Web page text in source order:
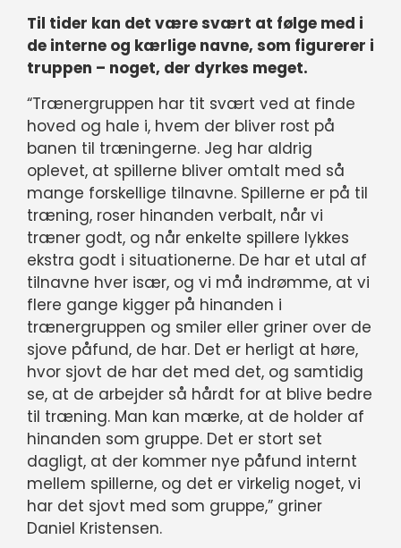
Til tider kan det være svært at følge med i
de interne og kærlige navne, som figurerer i
truppen – noget, der dyrkes meget.
“Trænergruppen har tit svært ved at finde
hoved og hale i, hvem der bliver rost på
banen til træningerne. Jeg har aldrig
oplevet, at spillerne bliver omtalt med så
mange forskellige tilnavne. Spillerne er på til
træning, roser hinanden verbalt, når vi
træner godt, og når enkelte spillere lykkes
ekstra godt i situationerne. De har et utal af
tilnavne hver især, og vi må indrømme, at vi
flere gange kigger på hinanden i
trænergruppen og smiler eller griner over de
sjove påfund, de har. Det er herligt at høre,
hvor sjovt de har det med det, og samtidig
se, at de arbejder så hårdt for at blive bedre
til træning. Man kan mærke, at de holder af
hinanden som gruppe. Det er stort set
dagligt, at der kommer nye påfund internt
mellem spillerne, og det er virkelig noget, vi
har det sjovt med som gruppe,” griner
Daniel Kristensen.